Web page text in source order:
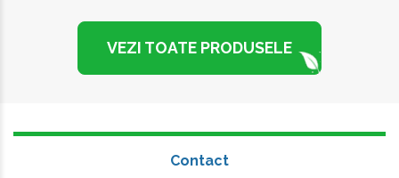
VEZI TOATE PRODUSELE
Contact